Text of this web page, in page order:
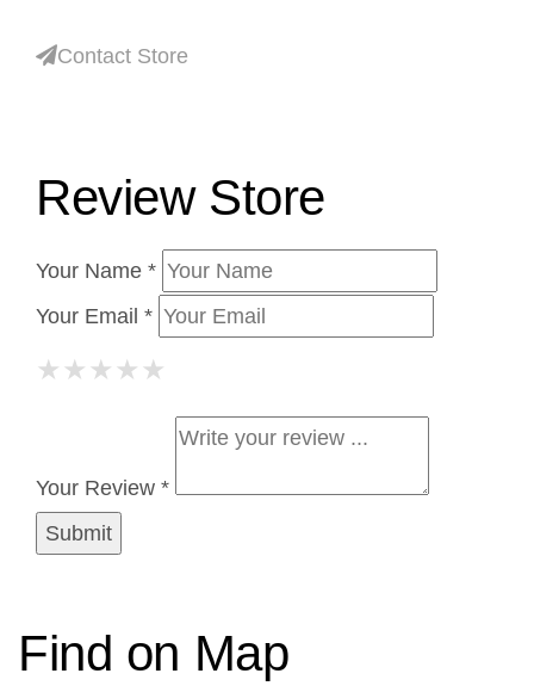
Contact Store
Review Store
Your Name *
Your Email *
★
★ ★
★ ★ ★
★ ★ ★ ★
★ ★ ★ ★ ★
Your Review *
Find on Map